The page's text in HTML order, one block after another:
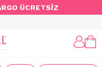
ÜCRETSİZ